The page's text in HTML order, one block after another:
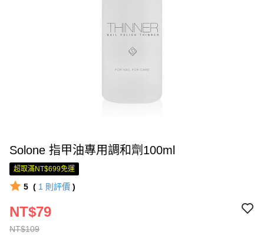
Solone 指甲油專用調和劑100ml
超取滿NT$699免運
5 ( 1 則評價 )
NT$109
NT$79